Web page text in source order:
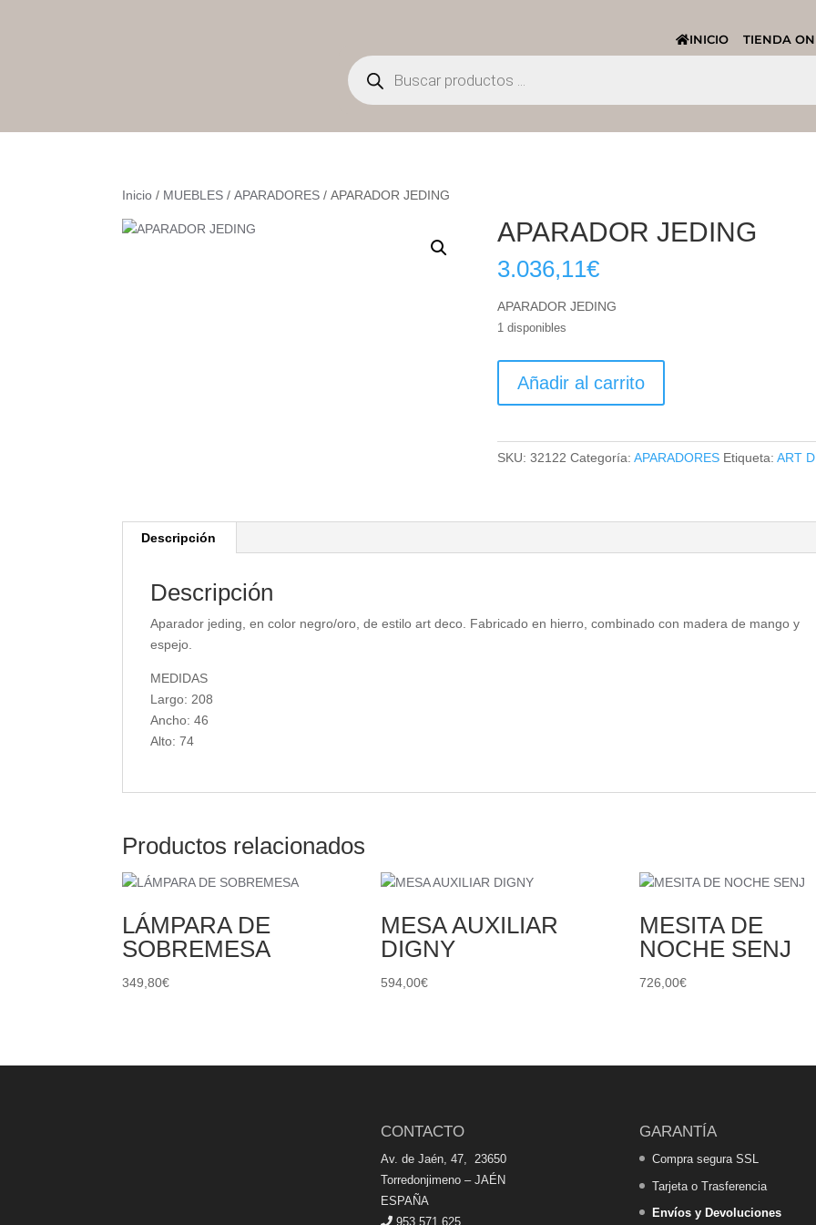
INICIO
TIENDA
Búsqueda
de
productos
Inicio / MUEBLES /APARADORES / APARADOR JEDING
APARADOR JEDING
3.036,11€
APARADOR JEDING
1 disponibles
JEDING
Añadir al carrito
SKU:32122 Categoría:APARADORES Etiqueta:ART
Descripción
Descripción
Aparador jeding, en color negro/oro, de estilo art deco. Fabricado en hierro, combinado con madera de mango y
espejo.
MEDIDAS
Largo: 208
Ancho: 46
Alto: 74
Productos relacionados
LÁMPARA DE
SOBREMESA
349,80€
MESA AUXILIAR
DIGNY
594,00€
MESITA DE
NOCHE SENJ
726,00€
CONTACTO
Av. de Jaén, 47, 23650
Torredonjimeno – JAÉN
ESPAÑA
953 571 625
GARANTÍA
Compra segura SSL
Tarjeta o Trasferencia
Envíos y Devoluciones